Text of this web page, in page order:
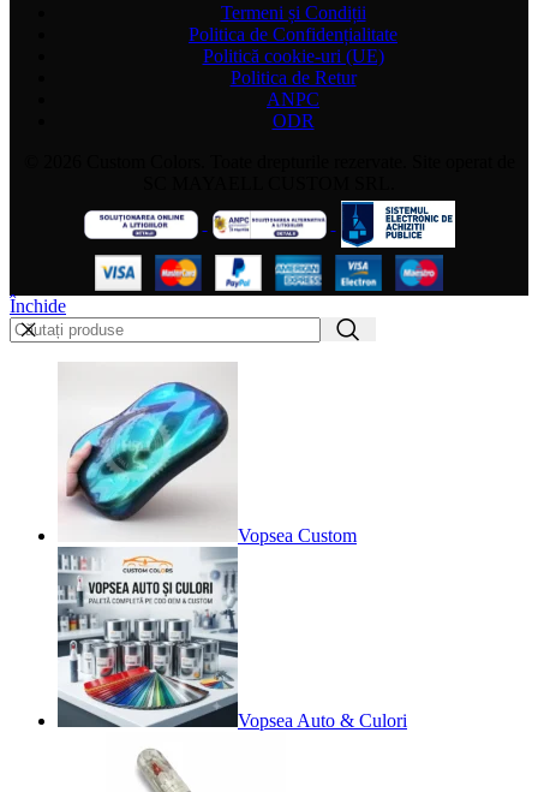
Termeni și Condiții
Politica de Confidențialitate
Politică cookie-uri (UE)
Politica de Retur
ANPC
ODR
Închide
Vopsea Custom
Vopsea Auto & Culori